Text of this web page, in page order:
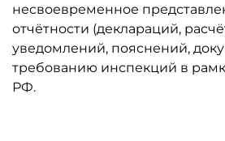
несвоевременное
отчётности (деклараций,
уведомлений, пояснений,
требованию инспекций в
РФ.